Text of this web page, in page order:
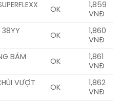
OK
1,859
VNĐ
38YY
OK
1,860
VNĐ
BÁM
OK
1,861
VNĐ
VƯỢT
OK
1,862
VNĐ